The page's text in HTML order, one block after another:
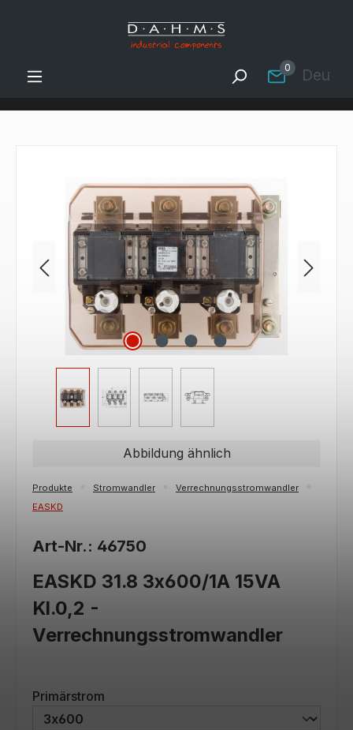
Zum Hauptinhalt springen
0
Bildergalerie überspringen
Abbildung ähnlich
Produkte Stromwandler
Verrechnungsstromwandler
EASKD
Art-Nr.: 46750
EASKD 31.8 3x600/1A 15VA
Kl.0,2 -
Verrechnungsstromwandler
Primärstrom